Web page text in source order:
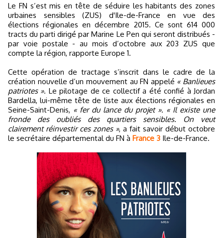
Le FN s’est mis en tête de séduire les habitants des zones
urbaines sensibles (ZUS) d'Ile-de-France en vue des
élections régionales en décembre 2015. Ce sont 614 000
tracts du parti dirigé par Marine Le Pen qui seront distribués -
par voie postale - au mois d’octobre aux 203 ZUS que
compte la région, rapporte Europe 1.
Cette opération de tractage s’inscrit dans le cadre de la
création nouvelle d’un mouvement au FN appelé « Banlieues
patriotes ». Le pilotage de ce collectif a été confié à Jordan
Bardella, lui-même tête de liste aux élections régionales en
Seine-Saint-Denis, « fer du lance du projet ». « Il existe une
fronde des oubliés des quartiers sensibles. On veut
clairement réinvestir ces zones », a fait savoir début octobre
le secrétaire départemental du FN à France 3 Ile-de-France.